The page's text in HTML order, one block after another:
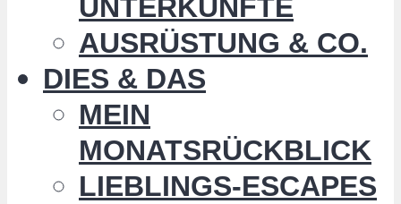
UNTERKÜNFTE
AUSRÜSTUNG & CO.
DIES & DAS
MEIN
MONATSRÜCKBLICK
LIEBLINGS-ESCAPES